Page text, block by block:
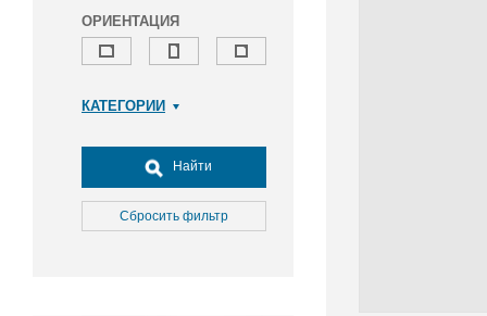
ОРИЕНТАЦИЯ
КАТЕГОРИИ
Досуг, туризм и отдых
Культура
Медицина
Найти
Сбросить фильтр